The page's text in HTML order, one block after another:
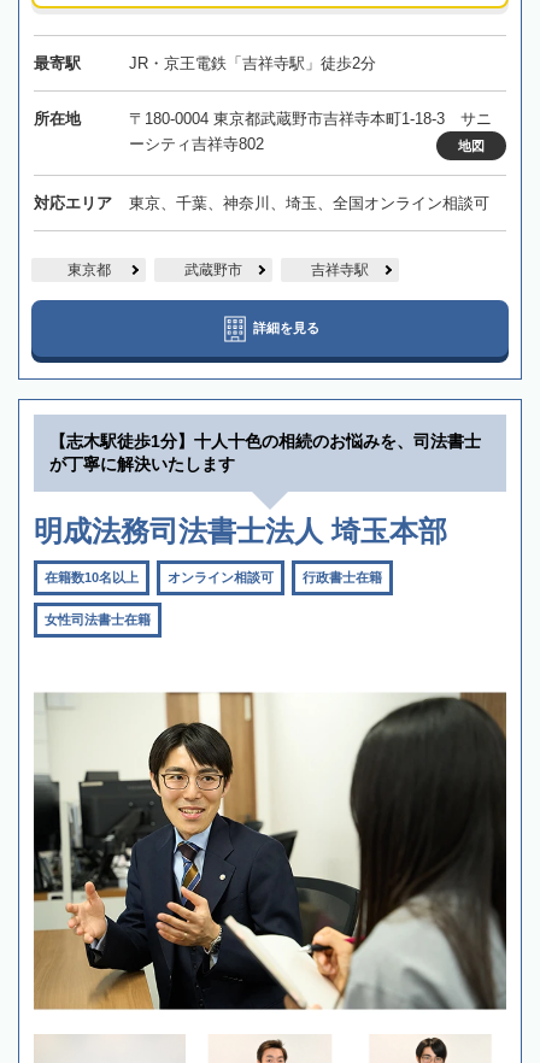
最寄駅 JR・京王電鉄「吉祥寺駅」徒歩2分
所在地
〒180-0004 東京都武蔵野市吉祥寺本町1-18-3 サニ
ーシティ吉祥寺802
地図
対応エリア 東京、千葉、神奈川、埼玉、全国オンライン相談可
東京都 武蔵野市 吉祥寺駅
詳細を見る
【志木駅徒歩1分】十人十色の相続のお悩みを、司法書士
が丁寧に解決いたします
明成法務司法書士法人 埼玉本部
在籍数10名以上 オンライン相談可 行政書士在籍
女性司法書士在籍